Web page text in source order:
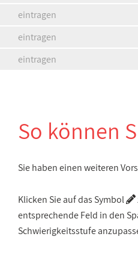
eintragen
eintragen
eintragen
So können
Sie haben einen weiteren
Klicken Sie auf das Symbol
entsprechende Feld in den
Schwierigkeitsstufe